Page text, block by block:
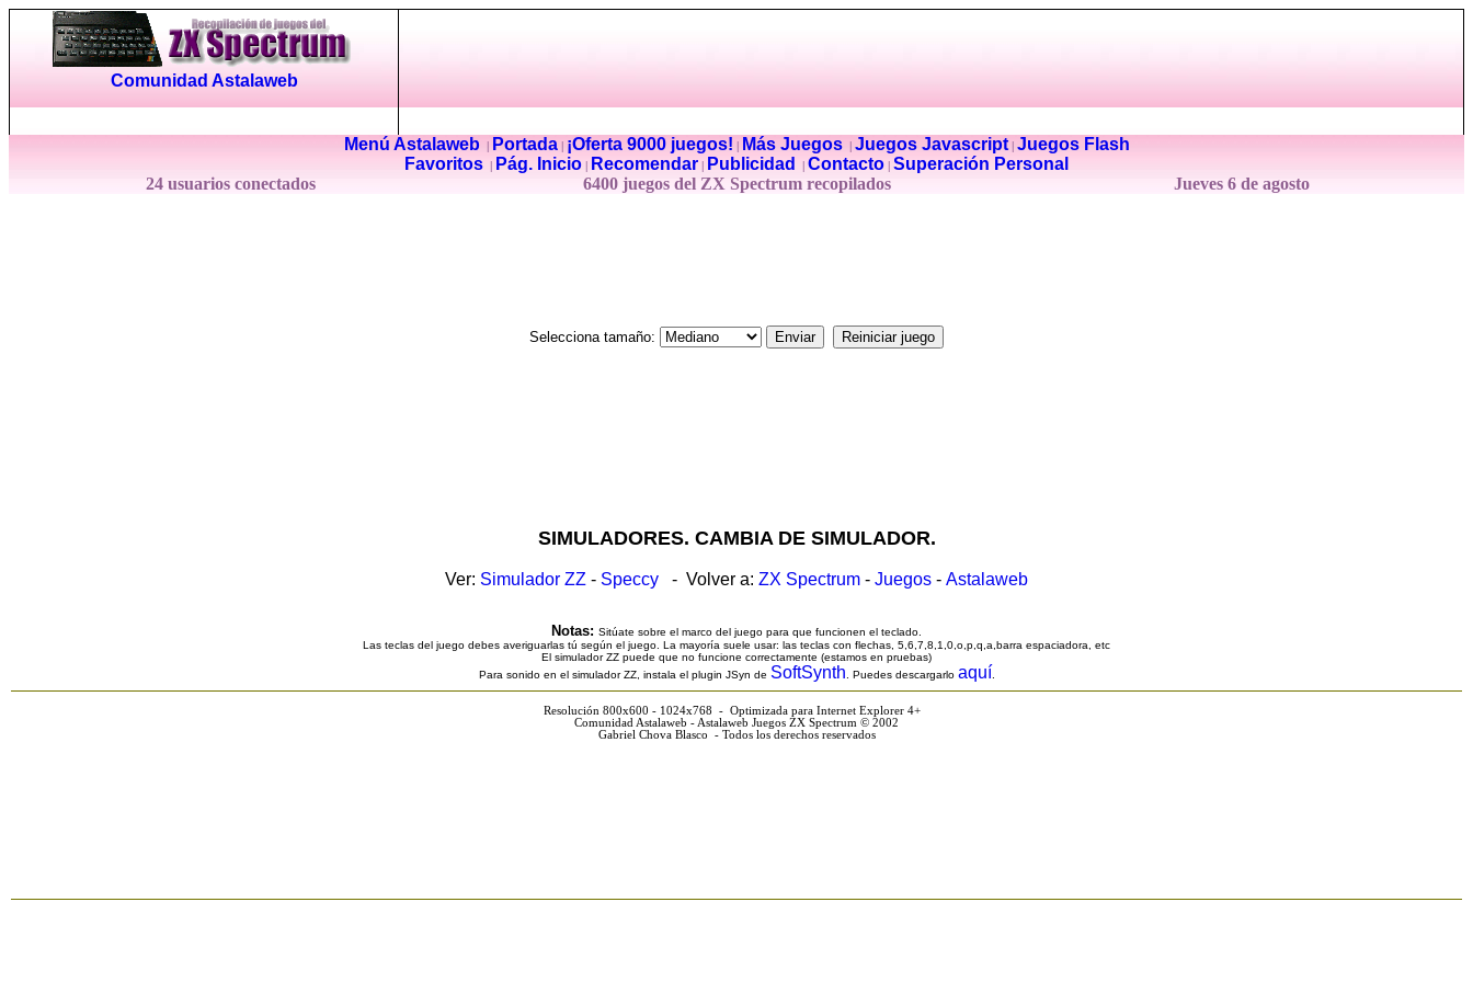
Comunidad Astalaweb
Menú Astalaweb| Portada| ¡Oferta 9000 juegos! Más Juegos| Juegos Javascript| Juegos Flash
Favoritos
Pág. Inicio Recomendar Publicidad Contacto Superación Personal
24 usuarios conectados
6400 juegos del ZX Spectrum recopilados Jueves 6 de agosto
Selecciona tamaño:
SIMULADORES. CAMBIA DE SIMULADOR.
Ver: Simulador ZZ - Speccy - Volver a: ZX Spectrum - Juegos - Astalaweb
Notas: Sitúate sobre el marco del juego para que funcionen el teclado.
Las teclas del juego debes averiguarlas tú según el juego. La mayoría suele usar: las teclas con flechas, 5,6,7,8,1,0,o,p,q,a,barra espaciadora, etc
El simulador ZZ puede que no funcione correctamente (estamos en pruebas)
Para sonido en el simulador ZZ, instala el plugin JSyn de SoftSynth . Puedes descargarlo aquí
Resolución 800x600 - 1024x768 - Optimizada para Internet Explorer 4+
Comunidad Astalaweb - Astalaweb Juegos ZX Spectrum © 2002
Gabriel Chova Blasco - Todos los derechos reservados